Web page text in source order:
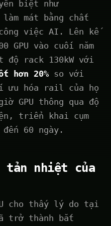
biệt như
làm mát bằng chất
việc AI. Lên kế
GPU vào cuối năm
độ rack 130kW với
hơn 20% so với
hóa rail của họ
GPU thông qua độ
triển khai cụm
60 ngày.
tản nhiệt của
cho thấy lý do tại
trở thành bắt